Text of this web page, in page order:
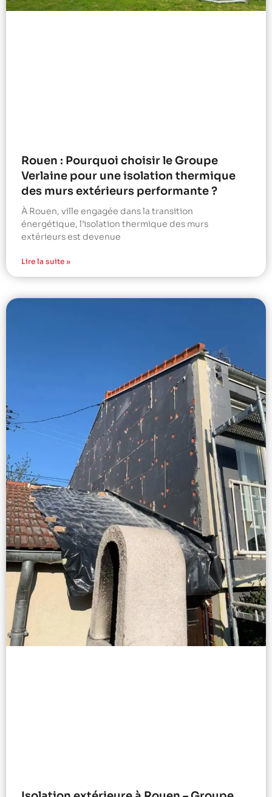
Rouen : Pourquoi choisir le Groupe
Verlaine pour une isolation thermique
des murs extérieurs performante ?
À Rouen, ville engagée dans la transition
énergétique, l’isolation thermique des murs
extérieurs est devenue
Lire la suite »